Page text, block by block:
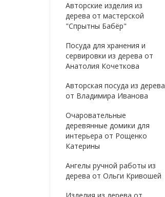
Авторские изделия из
дерева от мастерской
"Спрытны Бабёр"
Посуда для хранения и
сервировки из дерева от
Анатолия Кочеткова
Авторская посуда из дерева
от Владимира Иванова
Очаровательные
деревянные домики для
интерьера от Рощенко
Катерины
Ангелы ручной работы из
дерева от Ольги Кривошей